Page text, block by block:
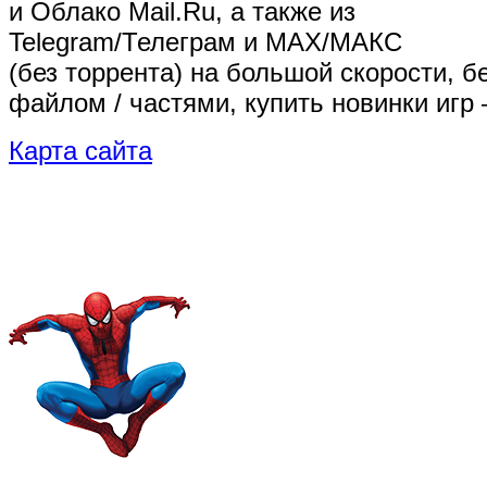
и Облако Mail.Ru, а также из
Telegram/Телеграм и MAX/МАКС
(без торрента) на большой скорости,
файлом / частями, купить новинки
Карта сайта